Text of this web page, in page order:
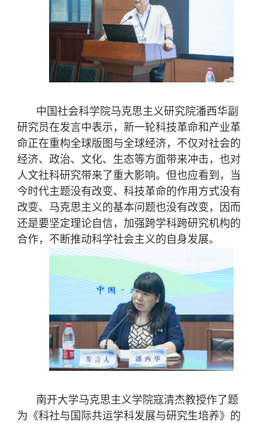
中国社会科学院马克思主义研究院潘西华副
研究员在发言中表示，新一轮科技革命和产业革
命正在重构全球版图与全球经济，不仅对社会的
经济、政治、文化、生态等方面带来冲击，也对
人文社科研究带来了重大影响。但也应看到，当
今时代主题没有改变、科技革命的作用方式没有
改变、马克思主义的基本问题也没有改变，因而
还是要坚定理论自信，加强跨学科跨研究机构的
合作，不断推动科学社会主义的自身发展。
南开大学马克思主义学院寇清杰教授作了题
为《科社与国际共运学科发展与研究生培养》的